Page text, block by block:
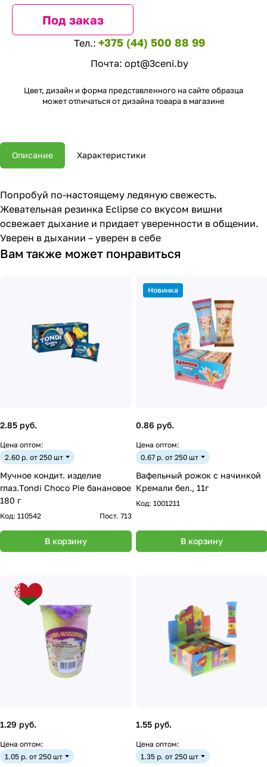
Под заказ
Тел.: +375 (44) 500 88 99
Почта: opt@3ceni.by
Цвет, дизайн и форма представленного на сайте образца
может отличаться от дизайна товара в магазине
Описание Характеристики
Попробуй по-настоящему ледяную свежесть.
Жевательная резинка Eclipse со вкусом вишни
освежает дыхание и придает уверенности в общении.
Уверен в дыхании – уверен в себе
Вам также может понравиться
2.85 руб.
Цена оптом:
2.60 р. от 250 шт
Мучное кондит. изделие
глаз.Tondi Choco Pie банановое
180 г
Код: 110542 Пост. 713
В корзину
Новинка
0.86 руб.
Цена оптом:
0.67 р. от 250 шт
Вафельный рожок с начинкой
Кремали бел., 11г
Код: 1001211
В корзину
1.29 руб.
Цена оптом:
1.05 р. от 250 шт
1.55 руб.
Цена оптом:
1.35 р. от 250 шт